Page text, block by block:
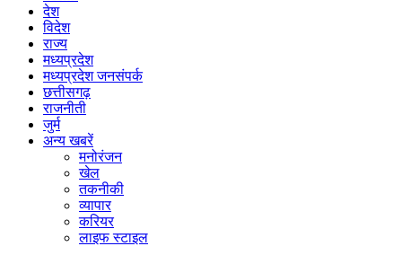
देश
विदेश
राज्य
मध्यप्रदेश
मध्यप्रदेश जनसंपर्क
छत्तीसगढ़
राजनीती
जुर्म
अन्य खबरें
मनोरंजन
खेल
तकनीकी
व्यापार
करियर
लाइफ स्टाइल